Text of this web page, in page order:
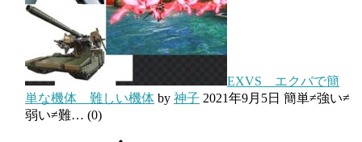
EXVS エクバで簡
単な機体 難しい機体 by 神子 2021年9月5日 簡単≠強い≠
弱い≠難… (0)